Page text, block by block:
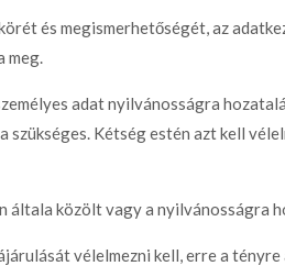
és megismerhetőségét, az
meg.
adat nyilvánosságra
Kétség estén azt kell
közölt vagy a nyilvánosságra
vélelmezni kell, erre a